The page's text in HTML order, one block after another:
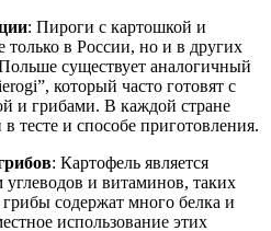
: Пироги с картошкой и
в России, но и в других
существует аналогичный
который часто готовят с
и грибами. В каждой стране
тесте и способе приготовления.
: Картофель является
и витаминов, таких
содержат много белка и
использование этих